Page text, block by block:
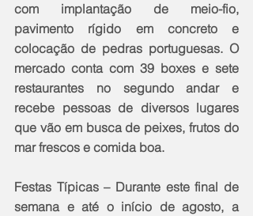
com implantação de meio-fio,
pavimento rígido em concreto e
colocação de pedras portuguesas. O
mercado conta com 39 boxes e sete
restaurantes no segundo andar e
recebe pessoas de diversos lugares
que vão em busca de peixes, frutos do
mar frescos e comida boa.
Festas Típicas – Durante este final de
semana e até o início de agosto, a